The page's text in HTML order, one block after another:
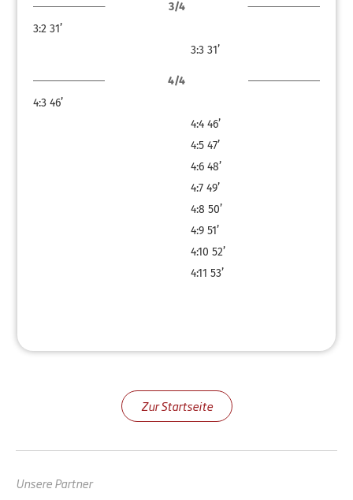
3/4
3:2 31’
3:3 31’
4/4
4:3 46’
4:4 46’
4:5 47’
4:6 48’
4:7 49’
4:8 50’
4:9 51’
4:10 52’
4:11 53’
Zur Startseite
Unsere Partner